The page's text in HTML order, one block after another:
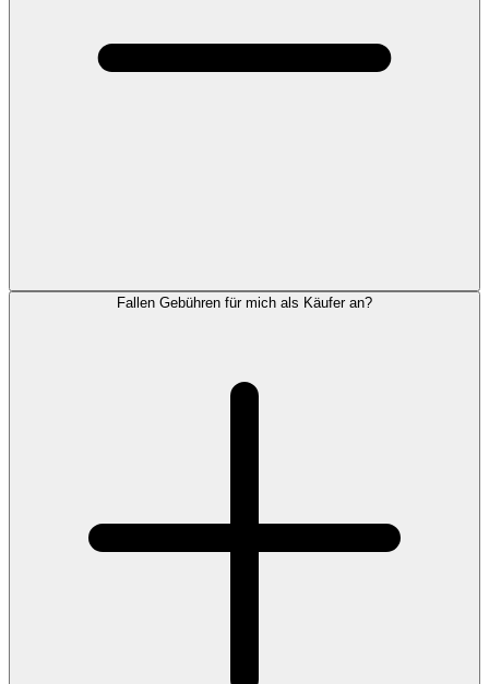
Fallen Gebühren für mich als Käufer an?